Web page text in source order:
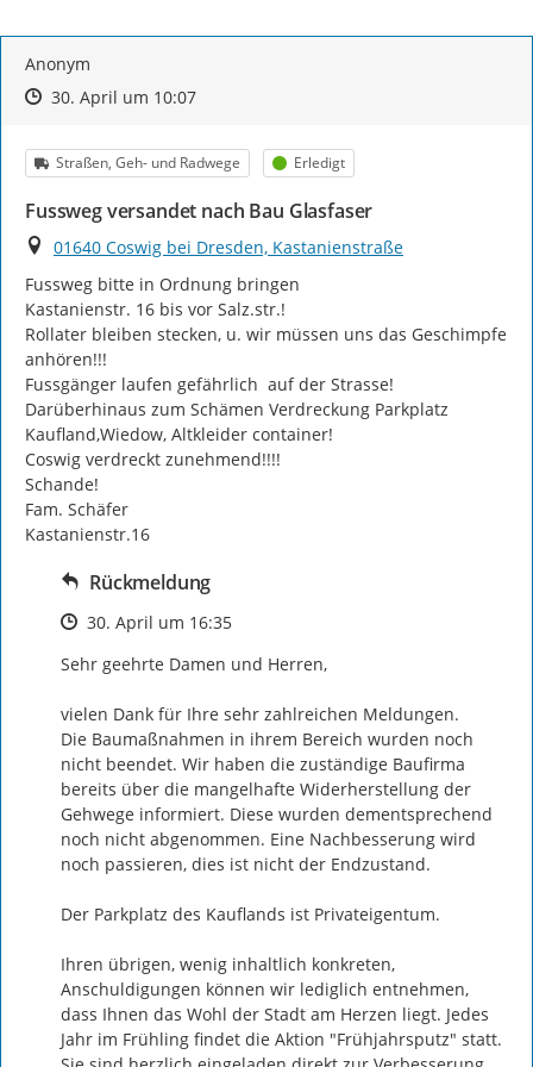
Anonym
Zeitpunkt des Erstellens
Zeitpunkt des Erstellens
30. April um 10:07Zur Äußerung
Kategorie
Straßen, Geh- und Radwege Status
Erledigt
Fussweg versandet nach Bau Glasfaser
Ort
01640 Coswig bei Dresden, Kastanienstraße
Fussweg bitte in Ordnung bringen
Kastanienstr. 16 bis vor Salz.str.!
Rollater bleiben stecken, u. wir müssen uns das Geschimpfe
anhören!!!
Fussgänger laufen gefährlich  auf der Strasse!
Darüberhinaus zum Schämen Verdreckung Parkplatz
Kaufland,Wiedow, Altkleider container!
Coswig verdreckt zunehmend!!!!
Schande!
Fam. Schäfer
Kastanienstr.16
Rückmeldung
Zeitpunkt des Erstellens
30. April um 16:35
Sehr geehrte Damen und Herren,
vielen Dank für Ihre sehr zahlreichen Meldungen.
Die Baumaßnahmen in ihrem Bereich wurden noch
nicht beendet. Wir haben die zuständige Baufirma
bereits über die mangelhafte Widerherstellung der
Gehwege informiert. Diese wurden dementsprechend
noch nicht abgenommen. Eine Nachbesserung wird
noch passieren, dies ist nicht der Endzustand.
Der Parkplatz des Kauflands ist Privateigentum.
Ihren übrigen, wenig inhaltlich konkreten,
Anschuldigungen können wir lediglich entnehmen,
dass Ihnen das Wohl der Stadt am Herzen liegt. Jedes
Jahr im Frühling findet die Aktion "Frühjahrsputz" statt.